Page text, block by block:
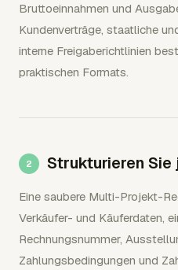
Bruttoeinnahmen und
Kundenverträge, staatliche
interne Freigaberichtlinien
praktischen Formats.
Strukturieren
Eine saubere Multi-Projekt-
Verkäufer- und Käuferdaten,
Rechnungsnummer,
Zahlungsbedingungen und